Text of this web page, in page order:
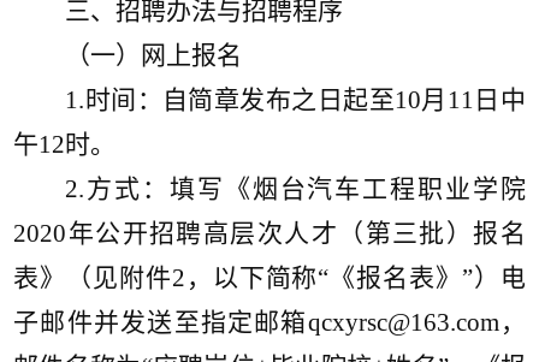
三、招聘办法与招聘程序
（一）网上报名
1.时间：自简章发布之日起至10月 11 日中
午12时。
2.方式：填写《烟台汽车工程职业学院
2020年公开招聘高层次人才（第三批）报名
表》（见附件2，以下简称“《报名表》”）电
子邮件并发送至指定邮箱qcxyrsc@163.com，